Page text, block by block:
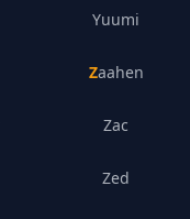
Yuumi
Zaahen
Zac
Zed